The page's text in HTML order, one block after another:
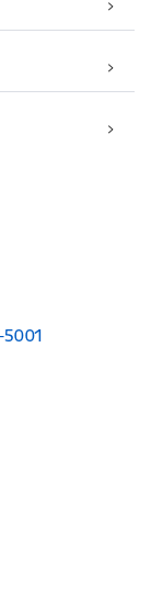
5001